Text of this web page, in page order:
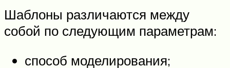
Шаблоны различаются между
собой по следующим параметрам:
способ моделирования;